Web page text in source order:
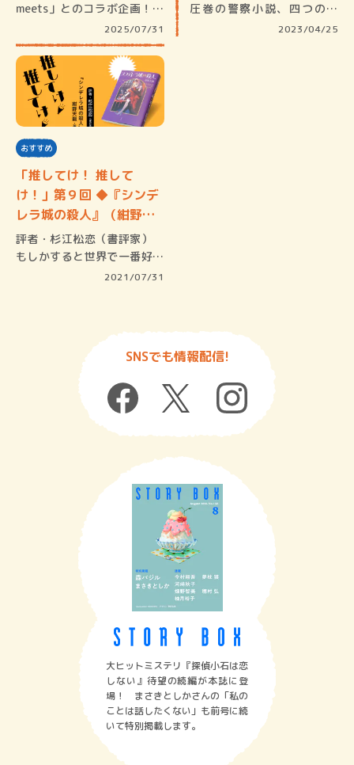
meets」とのコラボ企画！
2025/07/31
圧巻の警察小説、四つの美
2023/04/25
おすすめ
「推してけ！ 推して
け！」第９回 ◆『シンデ
レラ城の殺人』（紺野天
龍・…
評者・杉江松恋（書評家）
もしかすると世界で一番好き
2021/07/31
SNSでも情報配信!
大ヒットミステリ『探偵小石は恋
しない』待望の続編が本誌に登
場！ まさきとしかさんの「私の
ことは話したくない」も前号に続
いて特別掲載します。